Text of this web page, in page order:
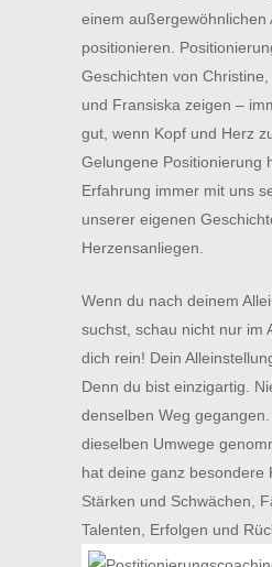
einem außergewöhnlichen
positionieren.
Geschichten von
und Fransiska zeigen –
gut, wenn Kopf und Herz
Gelungene Positionierung
Erfahrung immer mit uns
unserer eigenen
Herzensanliegen.
Wenn du nach deinem
suchst, schau nicht nur im
dich rein! Dein
Denn du bist einzigartig.
denselben Weg
dieselben Umwege
hat deine ganz besondere
Stärken und Schwächen,
Talenten, Erfolgen und